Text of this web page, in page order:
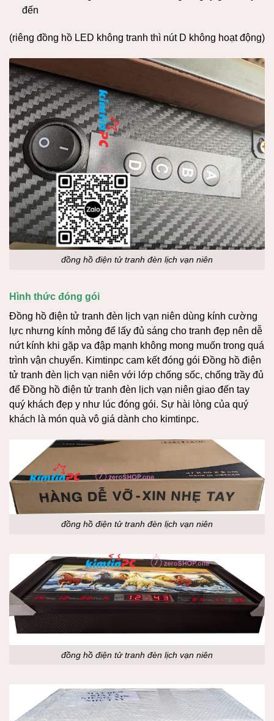
đến
(riêng đồng hồ LED không tranh thì nút D không hoạt động)
đồng hồ điện tử tranh đèn lịch vạn niên
Hình thức đóng gói
Đồng hồ điện tử tranh đèn lịch vạn niên dùng kính cường
lực nhưng kính mỏng để lấy đủ sáng cho tranh đẹp nên dễ
nứt kính khi gặp va đập mạnh không mong muốn trong quá
trình vận chuyển. Kimtinpc cam kết đóng gói Đồng hồ điện
tử tranh đèn lịch vạn niên với lớp chống sốc, chống trầy đủ
để Đồng hồ điện tử tranh đèn lịch vạn niên giao đến tay
quý khách đẹp y như lúc đóng gói. Sự hài lòng của quý
khách là món quà vô giá dành cho kimtinpc.
đồng hồ điện tử tranh đèn lịch vạn niên
đồng hồ điện tử tranh đèn lịch vạn niên